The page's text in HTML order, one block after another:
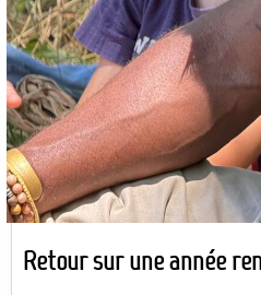
Retour sur une année